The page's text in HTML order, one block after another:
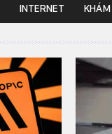
INTERNET